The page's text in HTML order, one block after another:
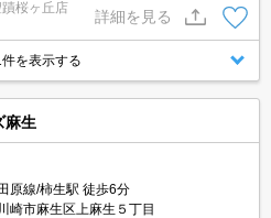
桜ヶ丘店
詳細を見る
を表示する
麻生
原線/柿生駅 徒歩6分
崎市麻生区上麻生５丁目